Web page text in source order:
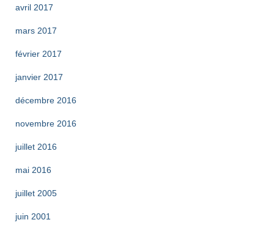
avril 2017
mars 2017
février 2017
janvier 2017
décembre 2016
novembre 2016
juillet 2016
mai 2016
juillet 2005
juin 2001